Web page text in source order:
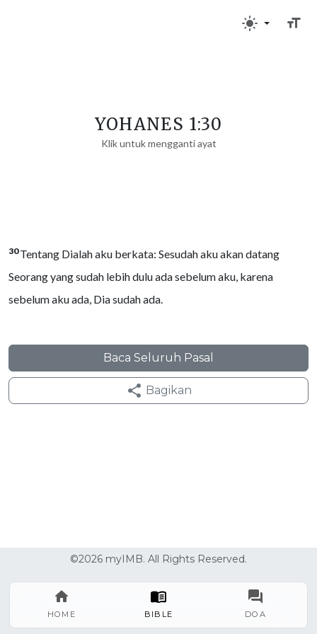
HOME BIBLE DOA
YOHANES 1:30
Klik untuk mengganti ayat
30Tentang Dialah aku berkata: Sesudah aku akan datang
Seorang yang sudah lebih dulu ada sebelum aku, karena
sebelum aku ada, Dia sudah ada.
Baca Seluruh Pasal
Bagikan
©2026 myIMB. All Rights Reserved.